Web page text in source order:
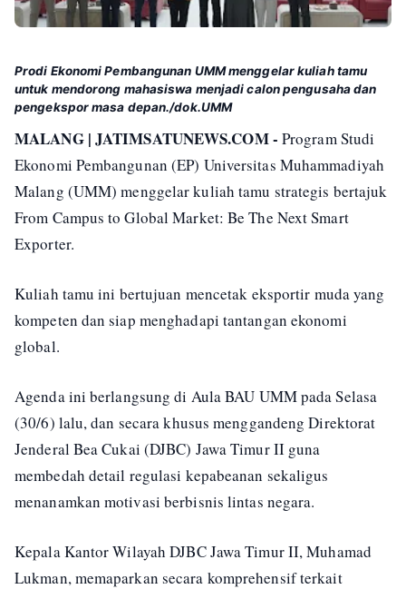
Prodi Ekonomi Pembangunan UMM menggelar kuliah tamu
untuk mendorong mahasiswa menjadi calon pengusaha dan
pengekspor masa depan./dok.UMM
MALANG | JATIMSATUNEWS.COM - Program Studi
Ekonomi Pembangunan (EP) Universitas Muhammadiyah
Malang (UMM) menggelar kuliah tamu strategis bertajuk
From Campus to Global Market: Be The Next Smart
Exporter.
Kuliah tamu ini bertujuan mencetak eksportir muda yang
kompeten dan siap menghadapi tantangan ekonomi
global.
Agenda ini berlangsung di Aula BAU UMM pada Selasa
(30/6) lalu, dan secara khusus menggandeng Direktorat
Jenderal Bea Cukai (DJBC) Jawa Timur II guna
membedah detail regulasi kepabeanan sekaligus
menanamkan motivasi berbisnis lintas negara.
Kepala Kantor Wilayah DJBC Jawa Timur II, Muhamad
Lukman, memaparkan secara komprehensif terkait